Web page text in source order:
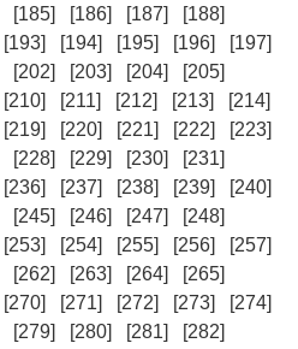
[185] [186] [187]
[188]
[193] [194] [195] [196]
[197]
[202] [203] [204]
[205]
[210] [211] [212] [213]
[214]
[219] [220] [221] [222]
[223]
[228] [229] [230]
[231]
[236] [237] [238] [239]
[240]
[245] [246] [247]
[248]
[253] [254] [255] [256]
[257]
[262] [263] [264]
[265]
[270] [271] [272] [273]
[274]
[279] [280] [281]
[282]